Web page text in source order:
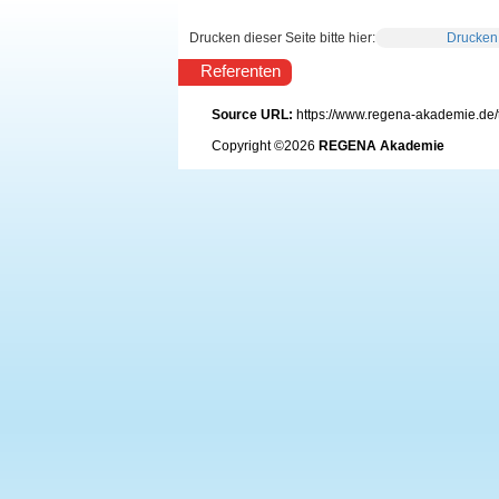
Drucken dieser Seite bitte hier: Drucken
Referenten
Source URL: https://www.regena-
Copyright ©2026 REGENA Akademie